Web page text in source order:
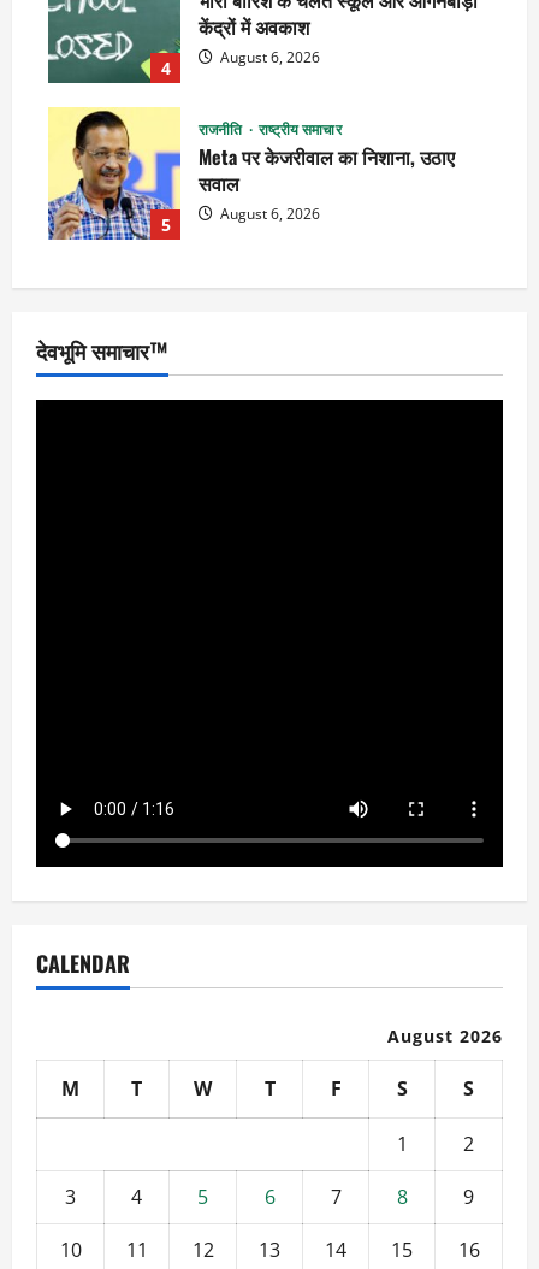
4
केंद्रों में अवकाश
August 6, 2026
5
राजनीति राष्ट्रीय समाचार
Meta पर केजरीवाल का निशाना, उठाए
सवाल
August 6, 2026
देवभूमि समाचार™
CALENDAR
August 2026
M T W T F S S
1
2
3
4 5 6 7 8
9
10
11 12 13 14 15
16